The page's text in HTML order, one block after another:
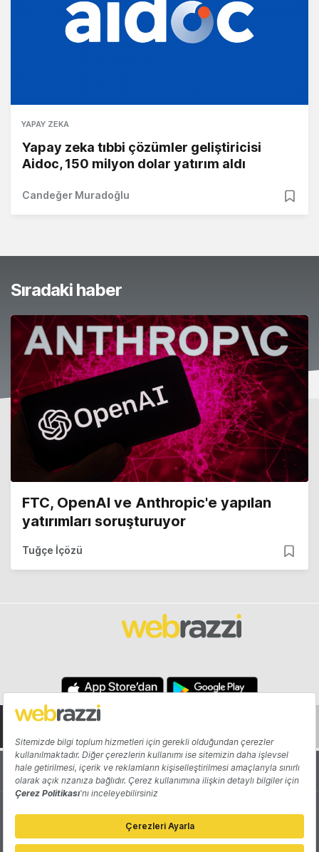
YAPAY ZEKA
Yapay zeka tıbbi çözümler geliştiricisi
Aidoc, 150 milyon dolar yatırım aldı
Candeğer Muradoğlu
Sıradaki haber
FTC, OpenAI ve Anthropic'e yapılan
yatırımları soruşturuyor
Tuğçe İçözü
Hakkında Yazarlar
Katkıda Bulun Reklam